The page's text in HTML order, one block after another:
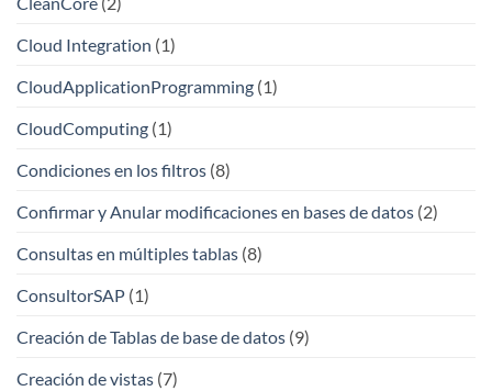
Cloud Integration (1)
CloudApplicationProgramming (1)
CloudComputing (1)
Condiciones en los filtros (8)
Confirmar y Anular modificaciones en bases de datos (2)
Consultas en múltiples tablas (8)
ConsultorSAP (1)
Creación de Tablas de base de datos (9)
Creación de vistas (7)